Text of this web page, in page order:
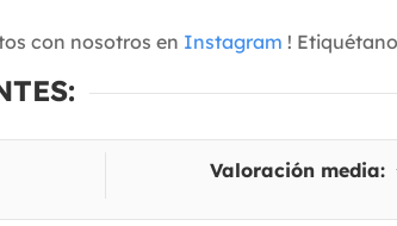
con nosotros en Instagram !
Valoración media: